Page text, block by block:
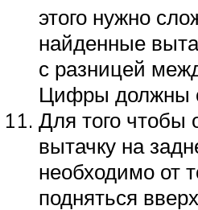
этого нужно
найденные
с разницей
Цифры должны
Для того чтобы
вытачку на
необходимо от
подняться